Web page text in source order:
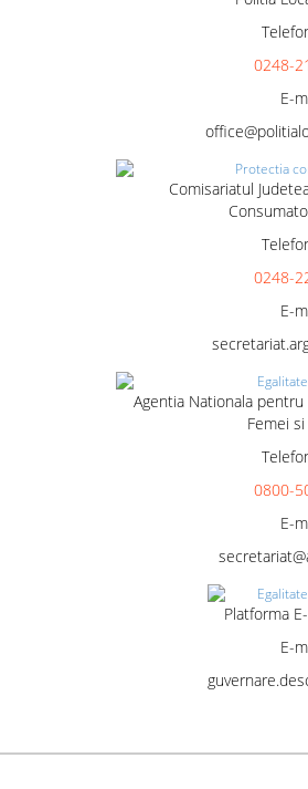
0248-
E-
Comisariatul
0248-
E-
Agentia Nationala
Femei
0800-
E-
Platforma
E-